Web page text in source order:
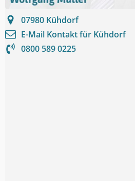
07980 Kühdorf
E-Mail Kontakt für Kühdorf
0800 589 0225